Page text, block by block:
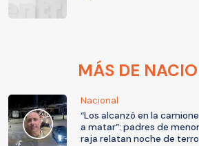
MÁS DE
Nacional
“Los alcanzó en la
a matar”: padres de
raja relatan noche de